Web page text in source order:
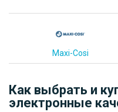
Maxi-Cosi
Как выбрать и
электронные